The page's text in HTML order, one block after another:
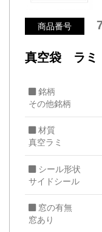
商品番号
真空袋 ラミ
銘柄
その他銘柄
材質
真空ラミ
シール形状
サイドシール
窓の有無
窓あり